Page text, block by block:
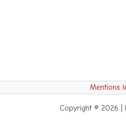
Mentions
Copyright © 2026 |